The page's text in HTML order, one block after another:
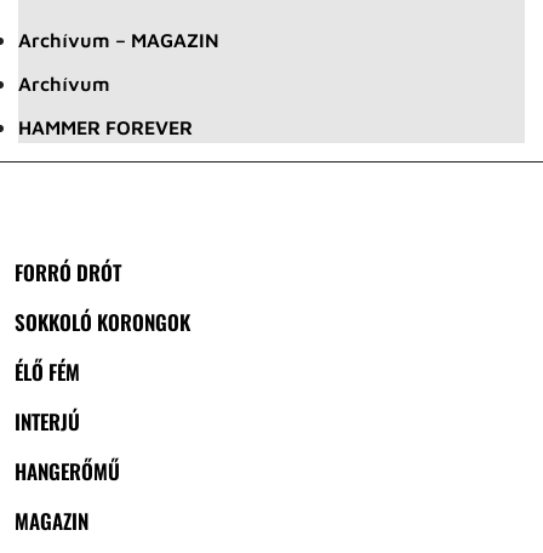
Archívum – MAGAZIN
Archívum
HAMMER FOREVER
FORRÓ DRÓT
SOKKOLÓ KORONGOK
ÉLŐ FÉM
INTERJÚ
HANGERŐMŰ
MAGAZIN